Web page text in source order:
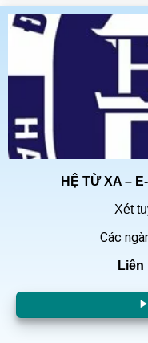
HỆ TỪ XA –
Xét
Các
Liên